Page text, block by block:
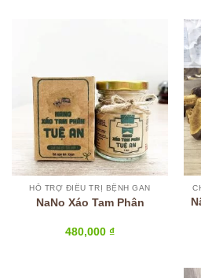
HỖ TRỢ ĐIỀU TRỊ BỆNH GAN
NaNo Xáo Tam Phân
480,000 ₫